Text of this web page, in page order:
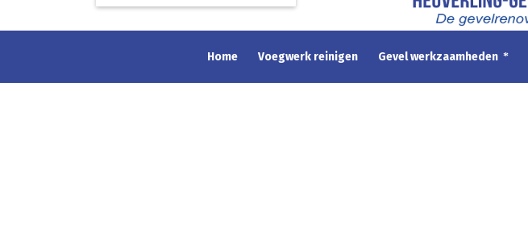
Home Voegwerk reinigen Gevel werkzaamheden